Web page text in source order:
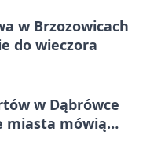
w Brzozowicach
do wieczora
w Dąbrówce
miasta mówią